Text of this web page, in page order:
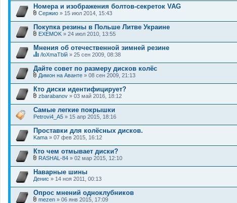
л
о
ж
е
н
и
Номера и изображения болтов-секреток VAG
л
о
ж
е
н
и
Сержио » 15 июл 2014, 15:43
Покупка резины в Польше Литве Украине
л
о
ж
е
н
и
EXEMOK » 24 июл 2010, 13:55
Мнения об отечественной зимней резине
а
н
н
а
я
т
м
а
с
о
д
е
р
ж
и
о
п
р
о
с
.
/loXmaTblй » 25 сен 2009, 08:38
Дайте совет по размеру дисков колёс
В
л
о
ж
е
н
и
Димон на Аванте » 08 сен 2009, 21:13
Кто диски идентифицирует?
л
о
ж
е
н
и
zbarabanov » 03 май 2016, 18:12
Самые легкие покрышки
Petrovi4_A5 » 15 апр 2015, 18:16
Проставки для колёсных дисков.
Kama » 07 фев 2015, 16:12
Кто чем отмывает диски?
л
о
ж
е
н
и
RASHAL-84 » 02 мар 2015, 12:10
Наварные шины
Денис » 14 ноя 2011, 00:13
Опрос мнений одноклубников
mezen » 06 янв 2015, 17:09